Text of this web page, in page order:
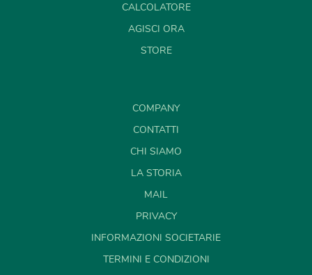
CALCOLATORE
AGISCI ORA
STORE
COMPANY
CONTATTI
CHI SIAMO
LA STORIA
MAIL
PRIVACY
INFORMAZIONI SOCIETARIE
TERMINI E CONDIZIONI